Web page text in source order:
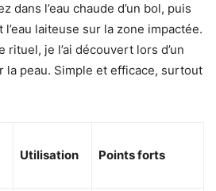
dans l’eau chaude d’un bol, puis
laiteuse sur la zone impactée.
rituel, je l’ai découvert lors d’un
la peau. Simple et efficace, surtout
Utilisation Points forts